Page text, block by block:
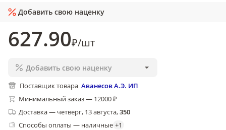
Добавить свою наценку
627.90₽/шт
Добавить свою наценку
Поставщик товара Аванесов А.Э. ИП
Минимальный заказ — 12000 ₽
Доставка— четверг, 13 августа,350
Способы оплаты — наличные +1